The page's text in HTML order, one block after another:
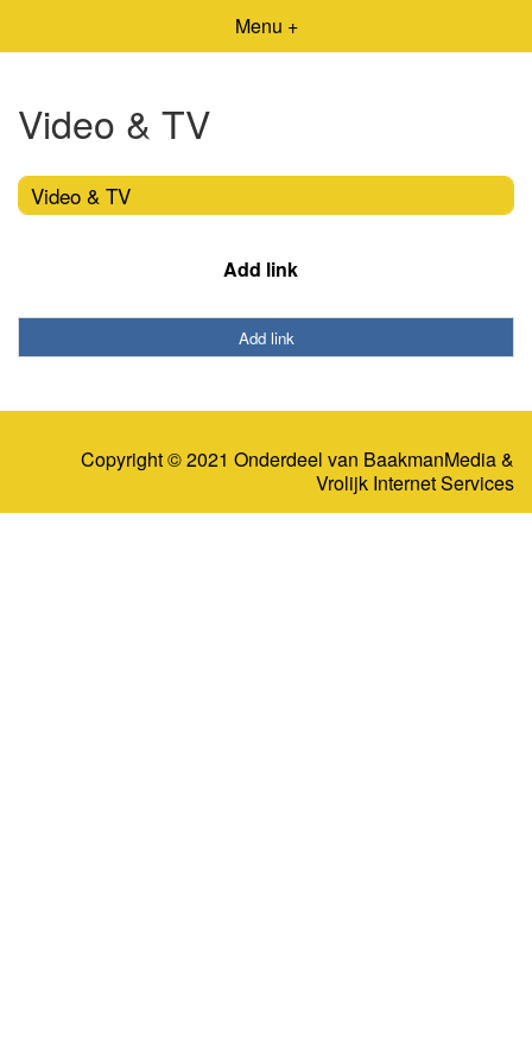
Menu +
Video & TV
Video & TV
Add link
Add link
Copyright © 2021 Onderdeel van BaakmanMedia&
Vrolijk Internet Services